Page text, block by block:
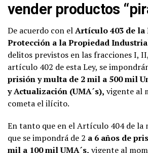
vender productos
De acuerdo con elArtículo 403 de la
Protección a la Propiedad Industria
delitos previstos en las fracciones I,
artículo 402 de esta Ley, se
prisión y multa de 2 mil a 500 mil
y Actualización (UMA´s), vigente al
cometa el ilícito.
En tanto que en el Artículo 404 de la
que se impondrá de 2 a 6 años de
mil a 100 mil UMA´s, vigente al